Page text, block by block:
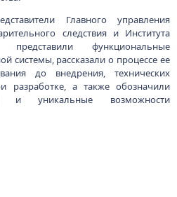
Главного управления
следствия и Института
представили функциональные
системы, рассказали о процессе ее
до внедрения, технических
разработке, а также обозначили
и уникальные возможности